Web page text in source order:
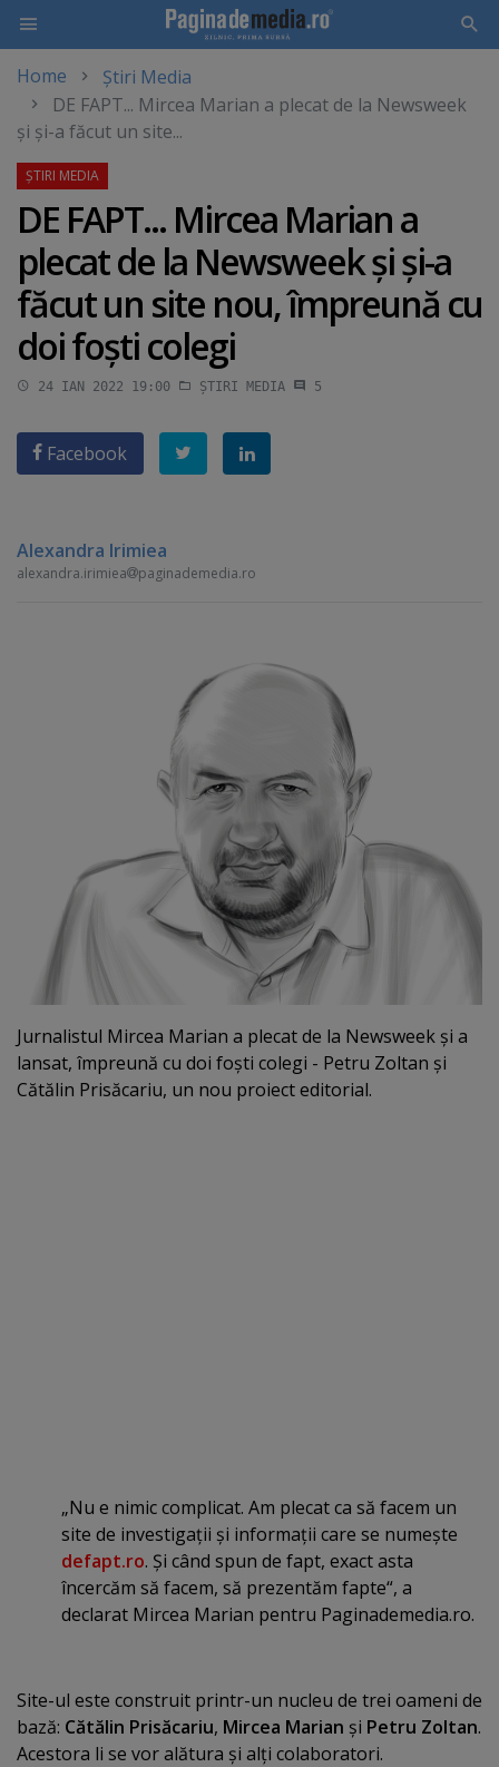
main
content
Home
Știri Media
DE FAPT... Mircea Marian a plecat de la Newsweek
şi şi-a făcut un site...
DE FAPT... Mircea Marian a
plecat de la Newsweek şi şi-a
făcut un site nou, împreună cu
doi foşti colegi
24 IAN 2022 19:00 ȘTIRI MEDIA 5
Facebook
Alexandra Irimiea
alexandra.irimiea paginademedia.ro
Jurnalistul Mircea Marian a plecat de la Newsweek şi a
lansat, împreună cu doi foşti colegi - Petru Zoltan şi
Cătălin Prisăcariu, un nou proiect editorial.
„Nu e nimic complicat. Am plecat ca să facem un
site de investigaţii şi informaţii care se numeşte
defapt.ro. Şi când spun de fapt, exact asta
încercăm să facem, să prezentăm fapte“, a
declarat Mircea Marian pentru Paginademedia.ro.
Site-ul este construit printr-un nucleu de trei oameni de
bază: Cătălin Prisăcariu, Mircea Marian şi Petru Zoltan.
Acestora li se vor alătura şi alţi colaboratori.